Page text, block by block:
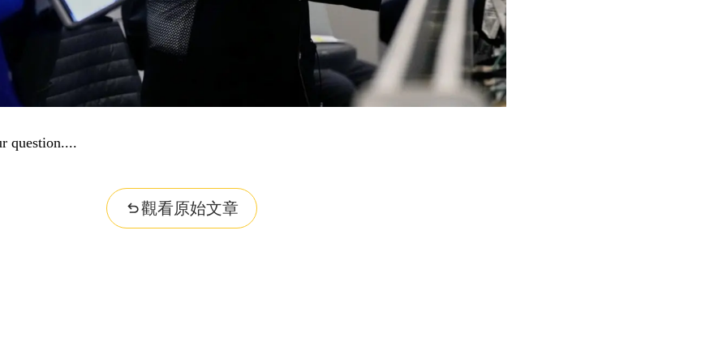
question...
觀看原始文章